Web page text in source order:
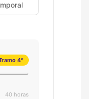
4º
40 horas